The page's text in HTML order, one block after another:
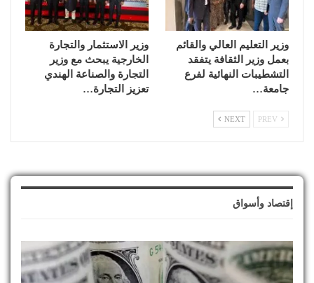
وزير التعليم العالي والقائم
بعمل وزير الثقافة يتفقد
التشطيبات النهائية لفرع
جامعة…
وزير الاستثمار والتجارة
الخارجية يبحث مع وزير
التجارة والصناعة الهندي
تعزيز التجارة…
NEXT
إقتصاد وأسواق